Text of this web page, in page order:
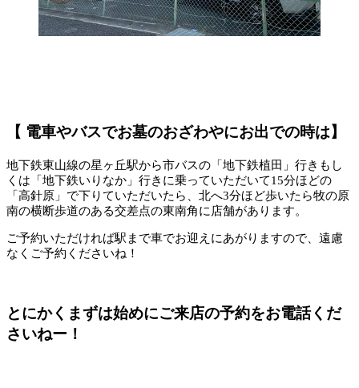
【 電車やバスでお墓のおざわやにお出での時は】
地下鉄東山線の星ヶ丘駅から市バスの「地下鉄植田」行きもし
くは「地下鉄いりなか」行きに乗っていただいて15分ほどの
「高針原」で下りていただいたら、北へ3分ほど歩いたら牧の原
南の横断歩道のある交差点の東南角に店舗があります。
ご予約いただければ駅まで車でお迎えにあがりますので、遠慮
なくご予約くださいね！
とにかくまずは始めにご来店の予約をお電話くだ
さいねー！